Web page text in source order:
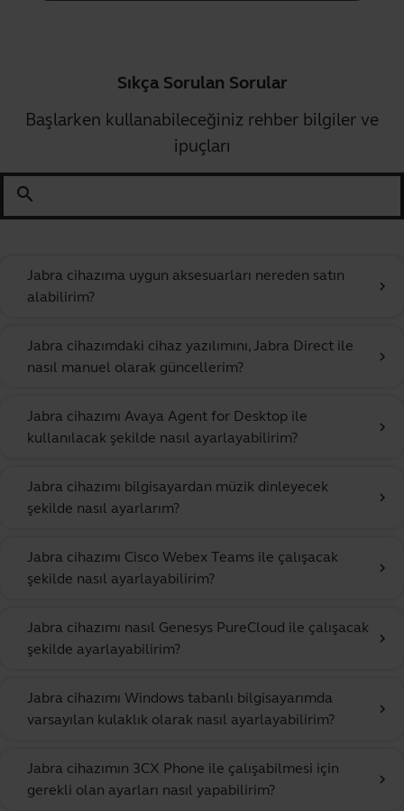
Sıkça Sorulan Sorular
Başlarken kullanabileceğiniz rehber bilgiler ve
ipuçları
search
Jabra cihazıma uygun aksesuarları nereden satın
alabilirim?
chevron_right
Jabra cihazımdaki cihaz yazılımını, Jabra Direct ile
nasıl manuel olarak güncellerim?
chevron_right
Jabra cihazımı Avaya Agent for Desktop ile
kullanılacak şekilde nasıl ayarlayabilirim?
chevron_right
Jabra cihazımı bilgisayardan müzik dinleyecek
şekilde nasıl ayarlarım?
chevron_right
Jabra cihazımı Cisco Webex Teams ile çalışacak
şekilde nasıl ayarlayabilirim?
chevron_right
Jabra cihazımı nasıl Genesys PureCloud ile çalışacak
şekilde ayarlayabilirim?
chevron_right
Jabra cihazımı Windows tabanlı bilgisayarımda
varsayılan kulaklık olarak nasıl ayarlayabilirim?
chevron_right
Jabra cihazımın 3CX Phone ile çalışabilmesi için
gerekli olan ayarları nasıl yapabilirim?
chevron_right